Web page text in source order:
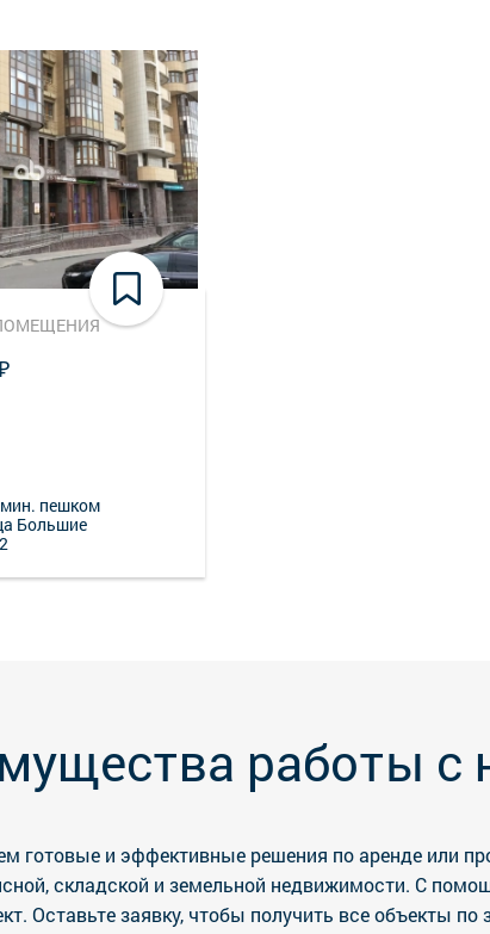
пешком
Большие
работы с
готовые и эффективные решения по аренде или
складской и земельной недвижимости. С
Оставьте заявку, чтобы получить все объекты